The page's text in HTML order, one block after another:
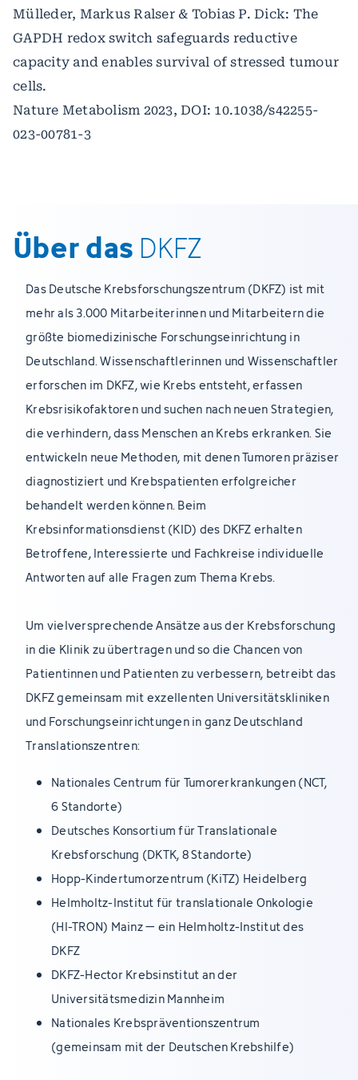
Mülleder, Markus Ralser & Tobias P. Dick: The
GAPDH redox switch safeguards reductive
capacity and enables survival of stressed tumour
cells.
Nature Metabolism 2023, DOI: 10.1038/s42255-
023-00781-3
Über das DKFZ
Das Deutsche Krebsforschungszentrum (DKFZ) ist mit
mehr als 3.000 Mitarbeiterinnen und Mitarbeitern die
größte biomedizinische Forschungseinrichtung in
Deutschland. Wissenschaftlerinnen und Wissenschaftler
erforschen im DKFZ, wie Krebs entsteht, erfassen
Krebsrisikofaktoren und suchen nach neuen Strategien,
die verhindern, dass Menschen an Krebs erkranken. Sie
entwickeln neue Methoden, mit denen Tumoren präziser
diagnostiziert und Krebspatienten erfolgreicher
behandelt werden können. Beim
Krebsinformationsdienst (KID) des DKFZ erhalten
Betroffene, Interessierte und Fachkreise individuelle
Antworten auf alle Fragen zum Thema Krebs.
Um vielversprechende Ansätze aus der Krebsforschung
in die Klinik zu übertragen und so die Chancen von
Patientinnen und Patienten zu verbessern, betreibt das
DKFZ gemeinsam mit exzellenten Universitätskliniken
und Forschungseinrichtungen in ganz Deutschland
Translationszentren:
Nationales Centrum für Tumorerkrankungen (NCT,
6 Standorte)
Deutsches Konsortium für Translationale
Krebsforschung (DKTK, 8 Standorte)
Hopp-Kindertumorzentrum (KiTZ) Heidelberg
Helmholtz-Institut für translationale Onkologie
(HI-TRON) Mainz – ein Helmholtz-Institut des
DKFZ
DKFZ-Hector Krebsinstitut an der
Universitätsmedizin Mannheim
Nationales Krebspräventionszentrum
(gemeinsam mit der Deutschen Krebshilfe)